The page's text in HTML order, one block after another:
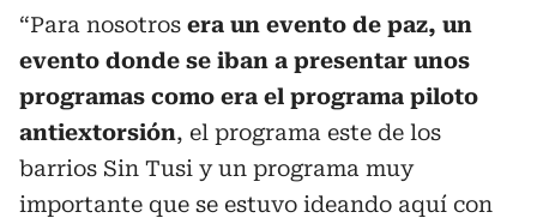
“Para nosotros era un evento de paz, un
evento donde se iban a presentar unos
programas como era el programa piloto
antiextorsión, el programa este de los
barrios Sin Tusi y un programa muy
importante que se estuvo ideando aquí con